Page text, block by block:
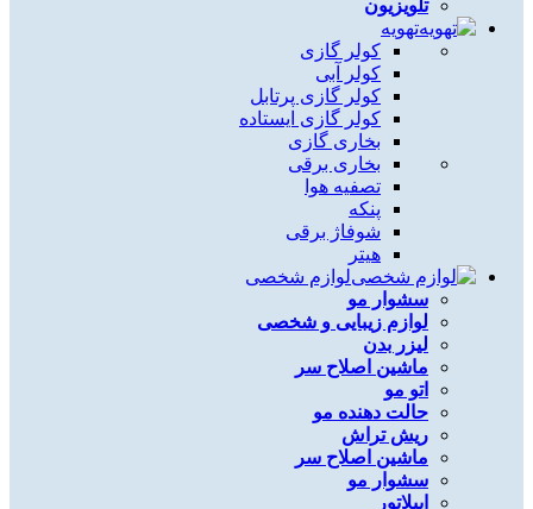
تلویزیون
تهویه
کولر گازی
کولر آبی
کولر گازی پرتابل
کولر گازی ایستاده
بخاری گازی
بخاری برقی
تصفیه هوا
پنکه
شوفاژ برقی
هیتر
لوازم شخصی
سشوار مو
لوازم زیبایی و شخصی
لیزر بدن
ماشین اصلاح سر
اتو مو
حالت دهنده مو
ریش تراش
ماشین اصلاح سر
سشوار مو
اپیلاتور